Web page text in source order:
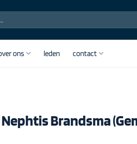
ons leden contact
Brandsma